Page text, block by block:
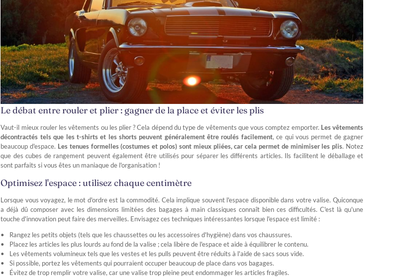
Le débat entre rouler et plier : gagner de la place et éviter les plis
Vaut-il mieux rouler les vêtements ou les plier ? Cela dépend du type de vêtements que vous comptez emporter. Les vêtements
décontractés tels que les t-shirts et les shorts peuvent généralement être roulés facilement, ce qui vous permet de gagner
beaucoup d'espace. Les tenues formelles (costumes et polos) sont mieux pliées, car cela permet de minimiser les plis. Notez
que des cubes de rangement peuvent également être utilisés pour séparer les différents articles. Ils facilitent le déballage et
sont parfaits si vous êtes un maniaque de l'organisation !
Optimisez l'espace : utilisez chaque centimètre
Lorsque vous voyagez, le mot d'ordre est la commodité. Cela implique souvent l'espace disponible dans votre valise. Quiconque
a déjà dû composer avec les dimensions limitées des bagages à main classiques connaît bien ces difficultés. C'est là qu'une
touche d'innovation peut faire des merveilles. Envisagez ces techniques intéressantes lorsque l'espace est limité :
Rangez les petits objets (tels que les chaussettes ou les accessoires d'hygiène) dans vos chaussures.
Placez les articles les plus lourds au fond de la valise ; cela libère de l'espace et aide à équilibrer le contenu.
Les vêtements volumineux tels que les vestes et les pulls peuvent être réduits à l'aide de sacs sous vide.
Si possible, portez les vêtements qui pourraient occuper beaucoup de place dans vos bagages.
Évitez de trop remplir votre valise, car une valise trop pleine peut endommager les articles fragiles.